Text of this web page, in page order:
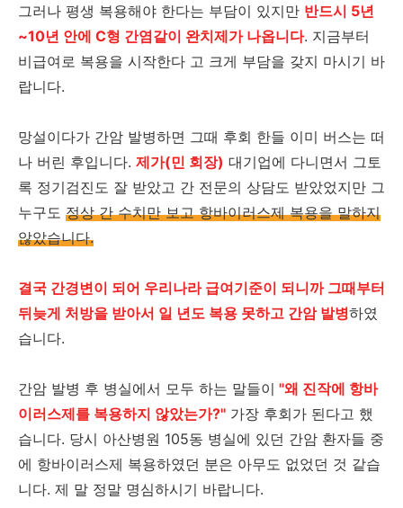
그러나 평생 복용해야 한다는 부담이 있지만 반드시 5년
~10년 안에 C형 간염같이 완치제가 나옵니다. 지금부터
비급여로 복용을 시작한다 고 크게 부담을 갖지 마시기 바
랍니다.
망설이다가 간암 발병하면 그때 후회 한들 이미 버스는 떠
나 버린 후입니다. 제가(민 회장) 대기업에 다니면서 그토
록 정기검진도 잘 받았고 간 전문의 상담도 받았었지만 그
누구도 정상 간 수치만 보고 항바이러스제 복용을 말하지
않았습니다.
결국 간경변이 되어 우리나라 급여기준이 되니까 그때부터
뒤늦게 처방을 받아서 일 년도 복용 못하고 간암 발병하였
습니다.
간암 발병 후 병실에서 모두 하는 말들이 "왜 진작에 항바
이러스제를 복용하지 않았는가?" 가장 후회가 된다고 했
습니다. 당시 아산병원 105동 병실에 있던 간암 환자들 중
에 항바이러스제 복용하였던 분은 아무도 없었던 것 같습
니다. 제 말 정말 명심하시기 바랍니다.